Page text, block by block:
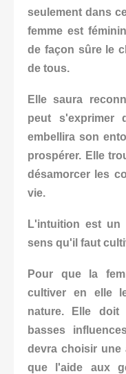
seulement dans
femme est
de façon sûre le
de tous.
Elle saura
peut s'exprimer
embellira son
prospérer. Elle
désamorcer les
vie.
L'intuition est un
sens qu'il faut
Pour que la
cultiver en elle
nature. Elle
basses
devra choisir une
que l'aide aux